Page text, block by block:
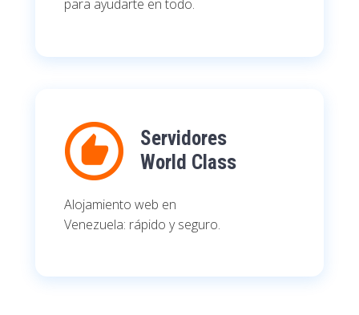
para ayudarte en todo.
Servidores
World Class
Alojamiento web en
Venezuela: rápido y seguro.